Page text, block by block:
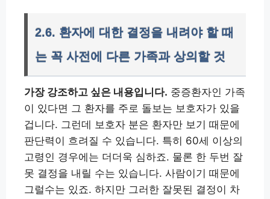
2.6. 환자에 대한 결정을 내려야 할 때
는 꼭 사전에 다른 가족과 상의할 것
가장 강조하고 싶은 내용입니다. 중증환자인 가족
이 있다면 그 환자를 주로 돌보는 보호자가 있을
겁니다. 그런데 보호자 분은 환자만 보기 때문에
판단력이 흐려질 수 있습니다. 특히 60세 이상의
고령인 경우에는 더더욱 심하죠. 물론 한 두번 잘
못 결정을 내릴 수는 있습니다. 사람이기 때문에
그럴수는 있죠. 하지만 그러한 잘못된 결정이 차